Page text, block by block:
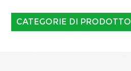
CATEGORIE DI PRODOTTO